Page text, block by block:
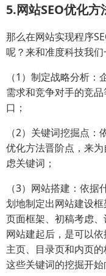
5.网站SEO优化方
那么在网站实现程序
呢？来和准度科技我们
（1）制定战略分析
需求和竞争对手的竞
口；
（2）关键词挖掘点
优化方法晋阶点，来
虑关键词；
（3）网站搭建：依
划地制定出网站建设框
页面框架、初稿考虑、
网站建起后，是可以依
主页、目录页和内页
这些关键词的挖掘开